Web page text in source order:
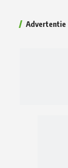
Advertentie